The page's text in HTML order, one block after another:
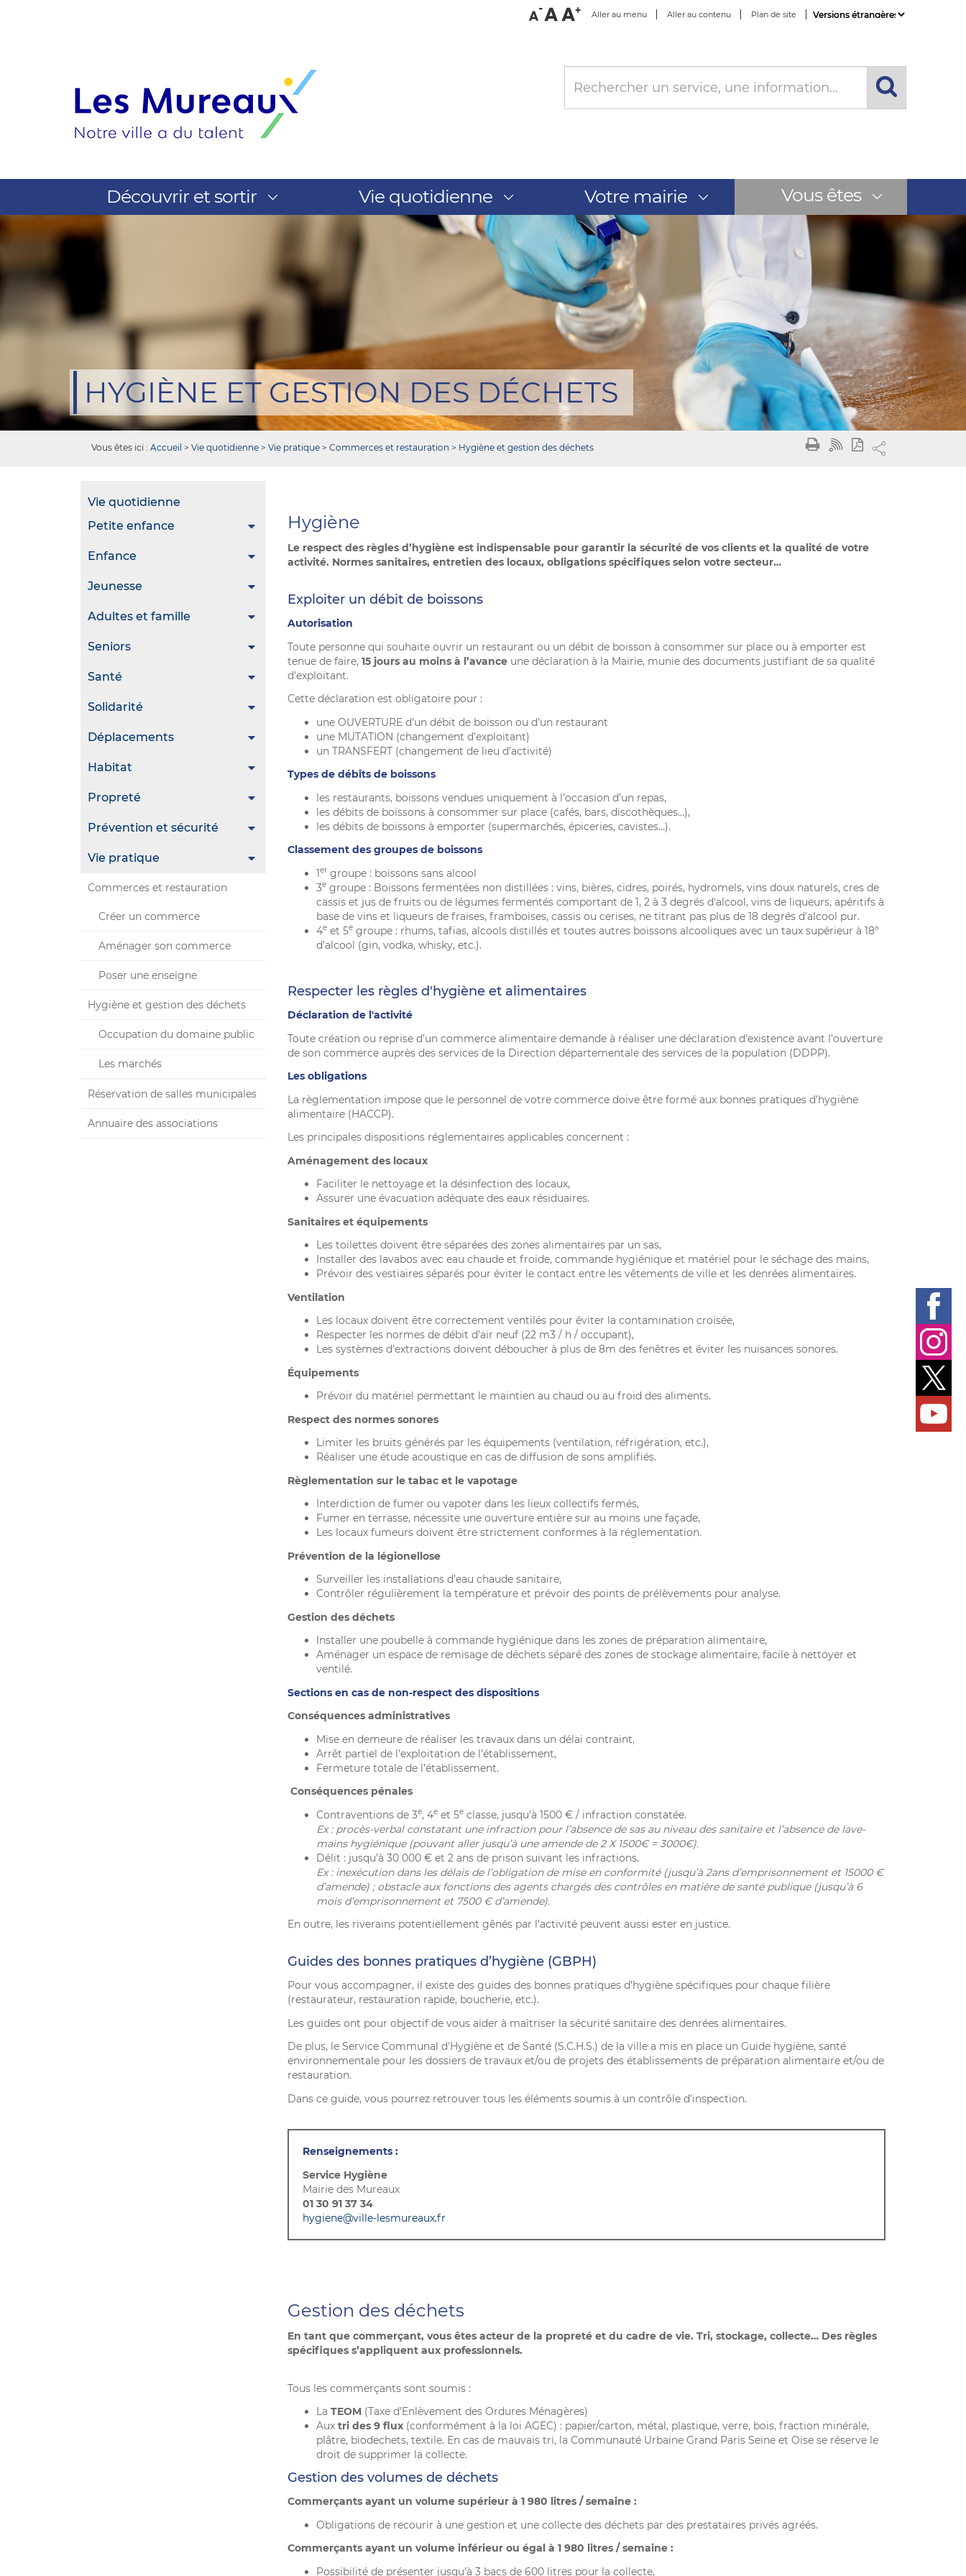
Aller au menu Aller au contenu Plan de site
Découvrir et sortir Vie quotidienne Votre mairie Vous êtes
HYGIÈNE ET GESTION DES DÉCHETS
Vous êtes ici : Accueil > Vie quotidienne > Vie pratique > Commerces et restauration > Hygiène et gestion des déchets
Vie quotidienne
Petite enfance
Enfance
Jeunesse
Adultes et famille
Seniors
Santé
Solidarité
Déplacements
Habitat
Propreté
Prévention et sécurité
Vie pratique
Commerces et restauration
Créer un commerce
Aménager son commerce
Poser une enseigne
Hygiène et gestion des déchets
Occupation du domaine public
Les marchés
Réservation de salles municipales
Annuaire des associations
Hygiène
Le respect des règles d’hygiène est indispensable pour garantir la sécurité de vos clients et la qualité de votre
activité. Normes sanitaires, entretien des locaux, obligations spécifiques selon votre secteur…
Exploiter un débit de boissons
Autorisation
Toute personne qui souhaite ouvrir un restaurant ou un débit de boisson à consommer sur place ou à emporter est
tenue de faire, 15 jours au moins à l’avanceune déclaration à la Mairie, munie des documents justifiant de sa qualité
d’exploitant.
Cette déclaration est obligatoire pour :
une OUVERTURE d’un débit de boisson ou d’un restaurant
une MUTATION (changement d’exploitant)
un TRANSFERT (changement de lieu d’activité)
Types de débits de boissons
les restaurants, boissons vendues uniquement à l’occasion d’un repas,
les débits de boissons à consommer sur place (cafés, bars, discothèques…),
les débits de boissons à emporter (supermarchés, épiceries, cavistes…).
Classement des groupes de boissons
1ergroupe : boissons sans alcool
3egroupe : Boissons fermentées non distillées : vins, bières, cidres, poirés, hydromels, vins doux naturels, cres de
cassis et jus de fruits ou de légumes fermentés comportant de 1, 2 à 3 degrés d'alcool, vins de liqueurs, apéritifs à
base de vins et liqueurs de fraises, framboises, cassis ou cerises, ne titrant pas plus de 18 degrés d'alcool pur.
4eet 5egroupe : rhums, tafias, alcools distillés et toutes autres boissons alcooliques avec un taux supérieur à 18°
d’alcool (gin, vodka, whisky, etc.).
Respecter les règles d'hygiène et alimentaires
Déclaration de l'activité
Toute création ou reprise d’un commerce alimentaire demande à réaliser une déclaration d’existence avant l’ouverture
de son commerce auprès des services de la Direction départementale des services de la population (DDPP).
Les obligations
La règlementation impose que le personnel de votre commerce doive être formé aux bonnes pratiques d’hygiène
alimentaire (HACCP).
Les principales dispositions réglementaires applicables concernent :
Aménagement des locaux
Faciliter le nettoyage et la désinfection des locaux,
Assurer une évacuation adéquate des eaux résiduaires.
Sanitaires et équipements
Les toilettes doivent être séparées des zones alimentaires par un sas,
Installer des lavabos avec eau chaude et froide, commande hygiénique et matériel pour le séchage des mains,
Prévoir des vestiaires séparés pour éviter le contact entre les vêtements de ville et les denrées alimentaires.
Ventilation
Les locaux doivent être correctement ventilés pour éviter la contamination croisée,
Respecter les normes de débit d’air neuf (22 m3 / h / occupant),
Les systèmes d’extractions doivent déboucher à plus de 8m des fenêtres et éviter les nuisances sonores.
Équipements
Prévoir du matériel permettant le maintien au chaud ou au froid des aliments.
Respect des normes sonores
Limiter les bruits générés par les équipements (ventilation, réfrigération, etc.),
Réaliser une étude acoustique en cas de diffusion de sons amplifiés.
Règlementation sur le tabac et le vapotage
Interdiction de fumer ou vapoter dans les lieux collectifs fermés,
Fumer en terrasse, nécessite une ouverture entière sur au moins une façade,
Les locaux fumeurs doivent être strictement conformes à la réglementation.
Prévention de la légionellose
Surveiller les installations d’eau chaude sanitaire,
Contrôler régulièrement la température et prévoir des points de prélèvements pour analyse.
Gestion des déchets
Installer une poubelle à commande hygiénique dans les zones de préparation alimentaire,
Aménager un espace de remisage de déchets séparé des zones de stockage alimentaire, facile à nettoyer et
ventilé.
Sections en cas de non-respect des dispositions
Conséquences administratives
Mise en demeure de réaliser les travaux dans un délai contraint,
Arrêt partiel de l’exploitation de l’établissement,
Fermeture totale de l’établissement.
Conséquences pénales
Contraventions de 3e, 4eet 5eclasse, jusqu’à 1500 € / infraction constatée.
Ex : procès-verbal constatant une infraction pour l’absence de sas au niveau des sanitaire et l’absence de lave-
mains hygiénique (pouvant aller jusqu’à une amende de 2 X 1500€ = 3000€).
Délit : jusqu’à 30 000 € et 2 ans de prison suivant les infractions.
Ex : inexécution dans les délais de l’obligation de mise en conformité (jusqu’à 2ans d’emprisonnement et 15000 €
d’amende) ; obstacle aux fonctions des agents chargés des contrôles en matière de santé publique (jusqu’à 6
mois d’emprisonnement et 7500 € d’amende).
En outre, les riverains potentiellement gênés par l’activité peuvent aussi ester en justice.
Guides des bonnes pratiques d’hygiène (GBPH)
Pour vous accompagner, il existe des guides des bonnes pratiques d’hygiène spécifiques pour chaque filière
(restaurateur, restauration rapide, boucherie, etc.).
Les guides ont pour objectif de vous aider à maîtriser la sécurité sanitaire des denrées alimentaires.
De plus, le Service Communal d'Hygiène et de Santé (S.C.H.S.) de la ville a mis en place un Guide hygiène, santé
environnementale pour les dossiers de travaux et/ou de projets des établissements de préparation alimentaire et/ou de
restauration.
Dans ce guide, vous pourrez retrouver tous les éléments soumis à un contrôle d’inspection.
Renseignements :
Service Hygiène
Mairie des Mureaux
01 30 91 37 34
hygiene@ville-lesmureaux.fr
Gestion des déchets
En tant que commerçant, vous êtes acteur de la propreté et du cadre de vie. Tri, stockage, collecte… Des règles
spécifiques s’appliquent aux professionnels.
Tous les commerçants sont soumis :
La TEOM(Taxe d’Enlèvement des Ordures Ménagères)
Auxtri des 9 flux(conformément à la loi AGEC) : papier/carton, métal, plastique, verre, bois, fraction minérale,
plâtre, biodechets, textile. En cas de mauvais tri, la Communauté Urbaine Grand Paris Seine et Oise se réserve le
droit de supprimer la collecte.
Gestion des volumes de déchets
Commerçants ayant un volume supérieur à 1 980 litres / semaine :
Obligations de recourir à une gestion et une collecte des déchets par des prestataires privés agréés.
Commerçants ayant un volume inférieur ou égal à 1 980 litres / semaine :
Possibilité de présenter jusqu’à 3 bacs de 600 litres pour la collecte,